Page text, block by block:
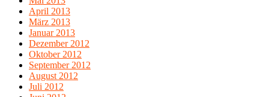
April 2013
März 2013
Januar 2013
Dezember 2012
Oktober 2012
September 2012
August 2012
Juli 2012